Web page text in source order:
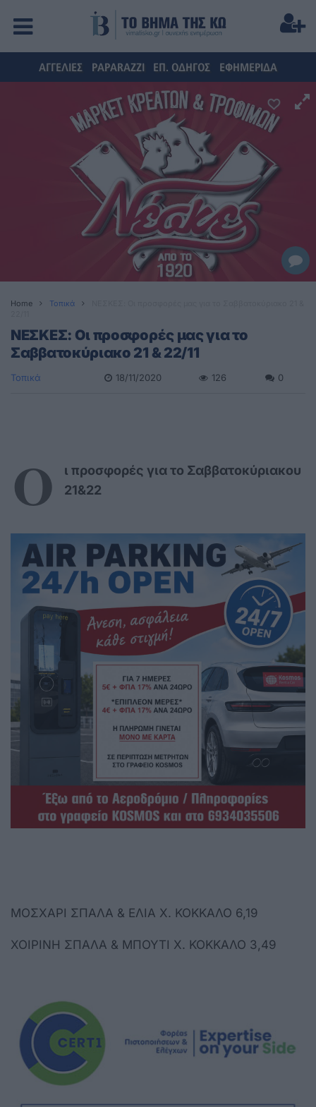
ΑΓΓΕΛΙΕΣ PAPARAZZI ΕΠ. ΟΔΗΓΟΣ ΕΦΗΜΕΡΙΔΑ
Home Τοπικά
ΝΕΣΚΕΣ: Οι προσφορές μας για το
Σαββατοκύριακο 21 & 22/11
Τοπικά 18/11/2020 126 0
Ο
ι προσφορές για το Σαββατοκύριακου
21&22
MOΣΧΑΡΙ ΣΠΑΛΑ & ΕΛΙΑ Χ. ΚΟΚΚΑΛΟ 6,19
ΧΟΙΡΙΝΗ ΣΠΑΛΑ & ΜΠΟΥΤΙ Χ. ΚΟΚΚΑΛΟ 3,49